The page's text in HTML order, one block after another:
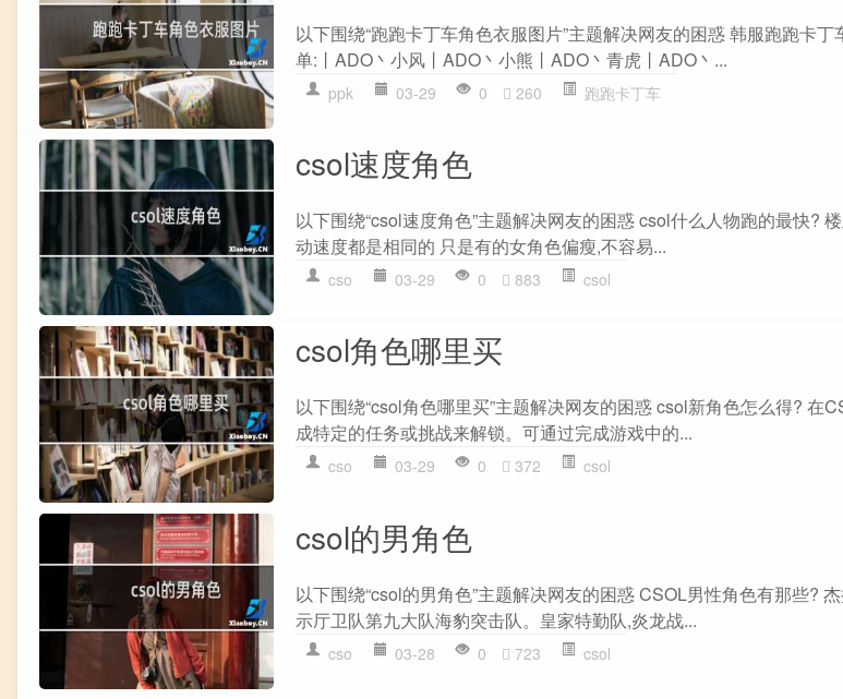
以下围绕“跑跑卡丁车角色衣服图片”主题解决网友的困惑 韩服跑跑卡
单:丨ADO丶小风丨ADO丶小熊丨ADO丶青虎丨ADO丶...
ppk 03-29 0 260 跑跑卡丁车
csol速度角色
以下围绕“csol速度角色”主题解决网友的困惑 csol什么人物跑的最快?
动速度都是相同的 只是有的女角色偏瘦,不容易...
cso 03-29 0 883 csol
csol角色哪里买
以下围绕“csol角色哪里买”主题解决网友的困惑 csol新角色怎么得? 在
成特定的任务或挑战来解锁。可通过完成游戏中的...
cso 03-29 0 372 csol
csol的男角色
以下围绕“csol的男角色”主题解决网友的困惑 CSOL男性角色有那些?
示厅卫队第九大队海豹突击队。皇家特勤队,炎龙战...
cso 03-28 0 723 csol